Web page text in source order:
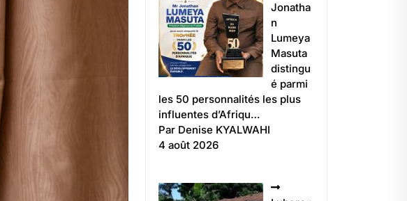
Jonatha
n
Lumeya
Masuta
distingu
é parmi
les 50 personnalités les plus
influentes d’Afriqu…
Par Denise KYALWAHI
4 août 2026